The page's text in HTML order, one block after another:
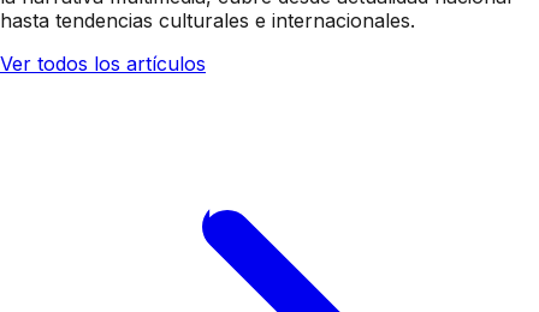
hasta tendencias culturales e internacionales.
Ver todos los artículos